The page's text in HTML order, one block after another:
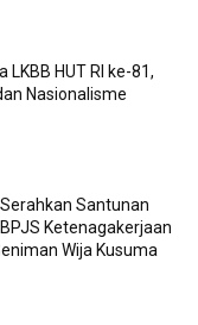
LKBB HUT RI ke-81,
Nasionalisme
Santunan
Ketenagakerjaan
Wija Kusuma